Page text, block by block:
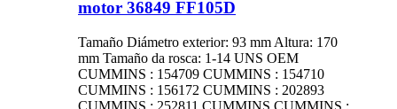
motor 36849 FF105D
Tamaño Diámetro exterior: 93 mm Altura: 170
mm Tamaño da rosca: 1-14 UNS OEM
CUMMINS : 154709 CUMMINS : 154710
CUMMINS : 156172 CUMMINS : 202893
CUMMINS : 252811 CUMMINS CUMMINS :